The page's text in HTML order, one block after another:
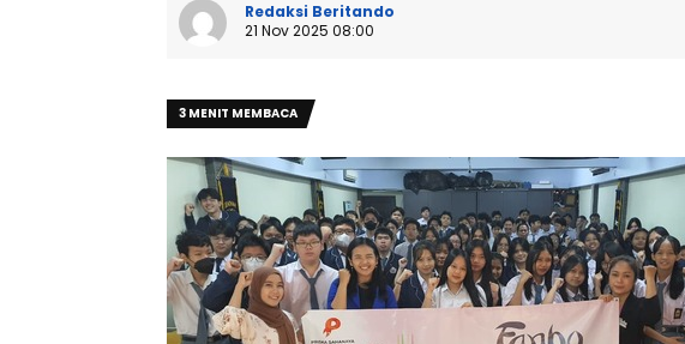
Redaksi Beritando
21 Nov 2025 08:00
3 MENIT MEMBACA